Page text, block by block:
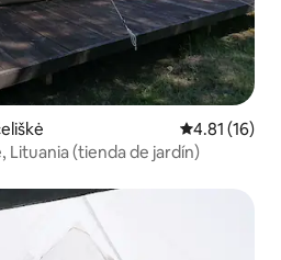
Calificación
4.81 (16)
Lituania (tienda de jardín)